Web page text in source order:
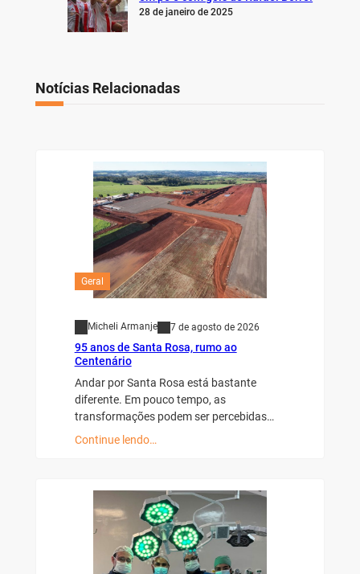
28 de janeiro de 2025
Notícias Relacionadas
Geral
Micheli Armanje 7 de agosto de 2026
95 anos de Santa Rosa, rumo ao
Centenário
Andar por Santa Rosa está bastante
diferente. Em pouco tempo, as
transformações podem ser percebidas…
Continue lendo…